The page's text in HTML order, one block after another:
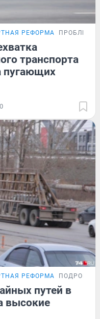
РЕФОРМА ПРОБЛЕМА
транспорта
пугающих
РЕФОРМА
путей в
высокие